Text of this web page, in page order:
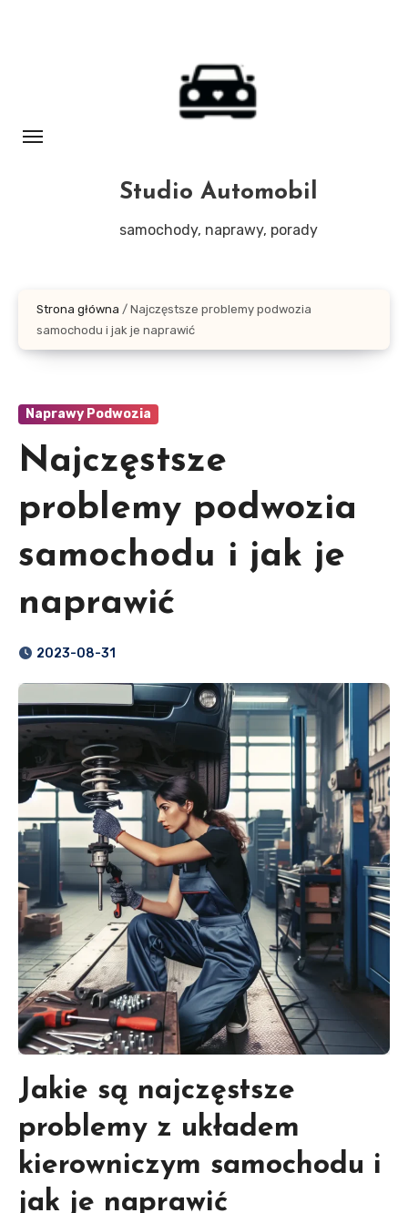
Studio Automobil
samochody, naprawy, porady
Strona główna / Najczęstsze problemy podwozia
samochodu i jak je naprawić
Naprawy Podwozia
Najczęstsze
problemy podwozia
samochodu i jak je
naprawić
2023-08-31
Jakie są najczęstsze
problemy z układem
kierowniczym samochodu i
jak je naprawić